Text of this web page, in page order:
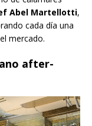
Abel Martellotti,
cada día una
mercado.
after-